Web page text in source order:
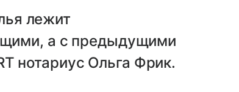
лежит
а с предыдущими
нотариус Ольга Фрик.